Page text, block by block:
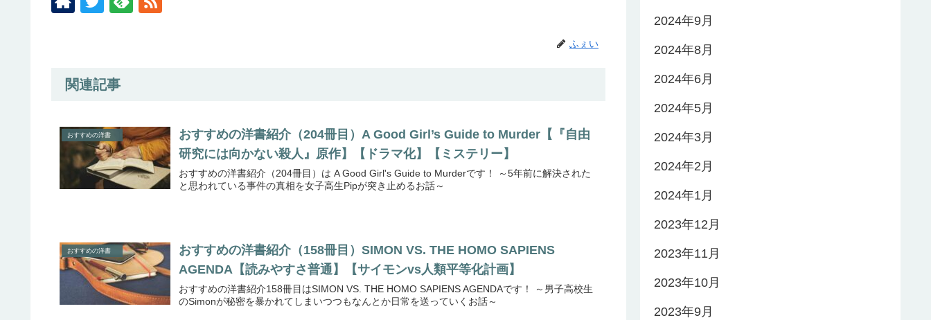
ふぇい
関連記事
おすすめの洋書
おすすめの洋書紹介（204冊目）A Good Girl’s Guide to Murder【『自由
研究には向かない殺人』原作】【ドラマ化】【ミステリー】
おすすめの洋書紹介（204冊目）は A Good Girl's Guide to Murderです！ ～5年前に解決された
と思われている事件の真相を女子高生Pipが突き止めるお話～
おすすめの洋書
おすすめの洋書紹介（158冊目）SIMON VS. THE HOMO SAPIENS
AGENDA【読みやすさ普通】【サイモンvs人類平等化計画】
おすすめの洋書紹介158冊目はSIMON VS. THE HOMO SAPIENS AGENDAです！ ～男子高校生
のSimonが秘密を暴かれてしまいつつもなんとか日常を送っていくお話～
2024年9月
2024年8月
2024年6月
2024年5月
2024年3月
2024年2月
2024年1月
2023年12月
2023年11月
2023年10月
2023年9月